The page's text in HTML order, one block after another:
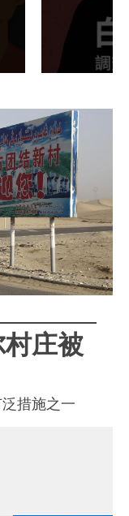
中國異
遣返中
庄被
措施之一